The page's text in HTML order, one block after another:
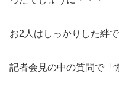
お2人はしっかりした絆
記者会見の中の質問で「